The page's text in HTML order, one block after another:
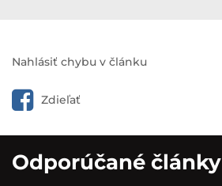
Nahlásiť chybu v článku
Zdieľať
Odporúčané články